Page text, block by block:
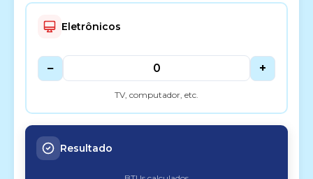
Eletrônicos
− +
TV, computador, etc.
Resultado